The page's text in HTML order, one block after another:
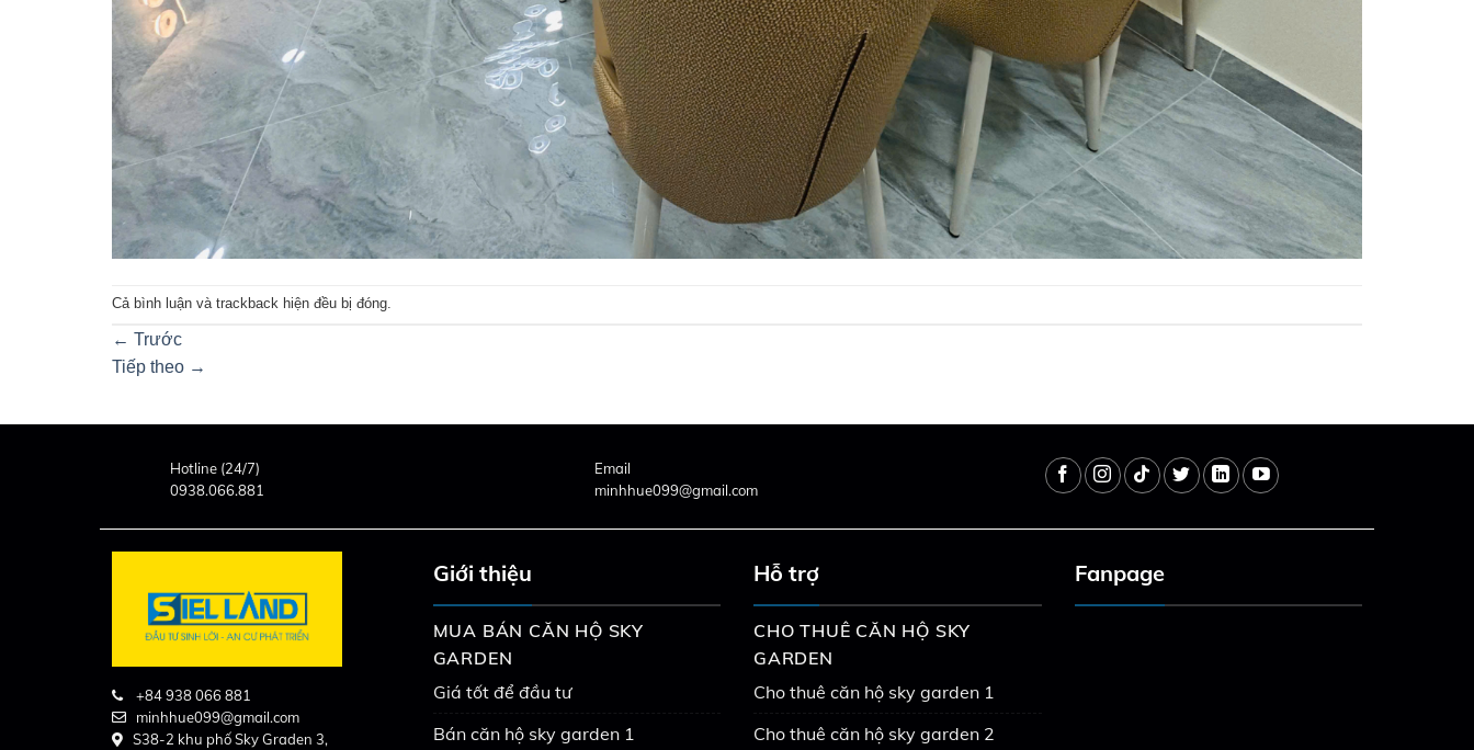
Cả bình luận và trackback hiện đều bị đóng.
← Trước
Tiếp theo →
Hotline (24/7)
0938.066.881
Email
minhhue099@gmail.com
+84 938 066 881
minhhue099@gmail.com
S38-2 khu phố Sky Graden 3,
Giới thiệu
MUA BÁN CĂN HỘ SKY
GARDEN
Giá tốt để đầu tư
Bán căn hộ sky garden 1
Hỗ trợ
CHO THUÊ CĂN HỘ SKY
GARDEN
Cho thuê căn hộ sky garden 1
Cho thuê căn hộ sky garden 2
Fanpage